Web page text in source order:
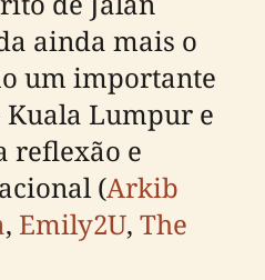
ainda mais o
um importante
Lumpur e
reflexão e
(Arkib
, Emily2U, The